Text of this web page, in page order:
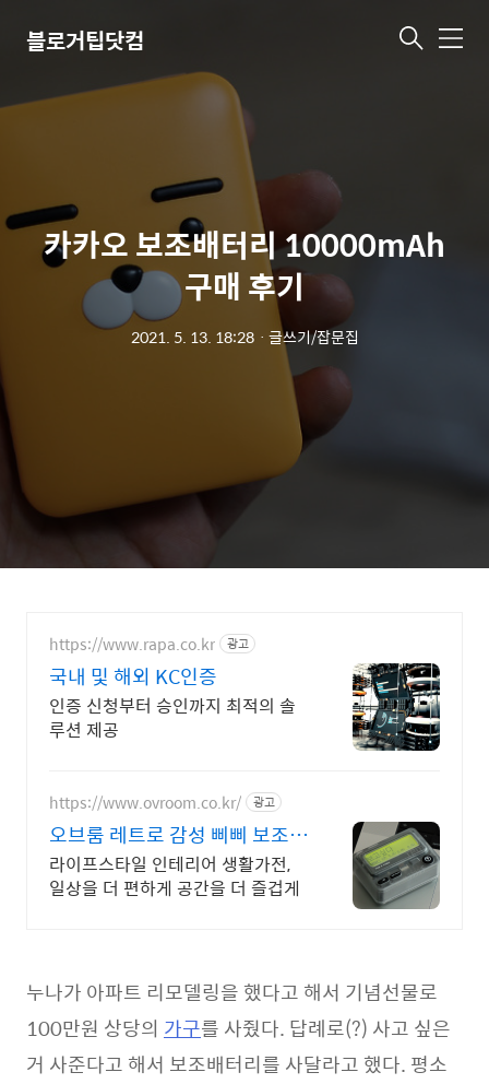
블로거팁닷컴 메
카카오 보조배터리 10000mAh
구매 후기
2021. 5. 13. 18:28ㆍ 글쓰기/잡문집
https://www.rapa.co.kr 광고
국내 및 해외 KC인증
인증 신청부터 승인까지 최적의 솔
루션 제공
https://www.ovroom.co.kr/ 광고
오브룸 레트로 감성 삐삐 보조배
터리
라이프스타일 인테리어 생활가전,
일상을 더 편하게 공간을 더 즐겁게
누나가 아파트 리모델링을 했다고 해서 기념선물로
100만원 상당의 가구를 사줬다. 답례로(?) 사고 싶은
거 사준다고 해서 보조배터리를 사달라고 했다. 평소